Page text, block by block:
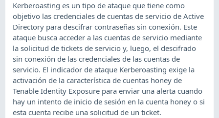
Kerberoasting es un tipo de ataque que tiene como
objetivo las credenciales de cuentas de servicio de Active
Directory para descifrar contraseñas sin conexión. Este
ataque busca acceder a las cuentas de servicio mediante
la solicitud de tickets de servicio y, luego, el descifrado
sin conexión de las credenciales de las cuentas de
servicio. El indicador de ataque Kerberoasting exige la
activación de la característica de cuentas honey de
Tenable Identity Exposure para enviar una alerta cuando
hay un intento de inicio de sesión en la cuenta honey o si
esta cuenta recibe una solicitud de un ticket.